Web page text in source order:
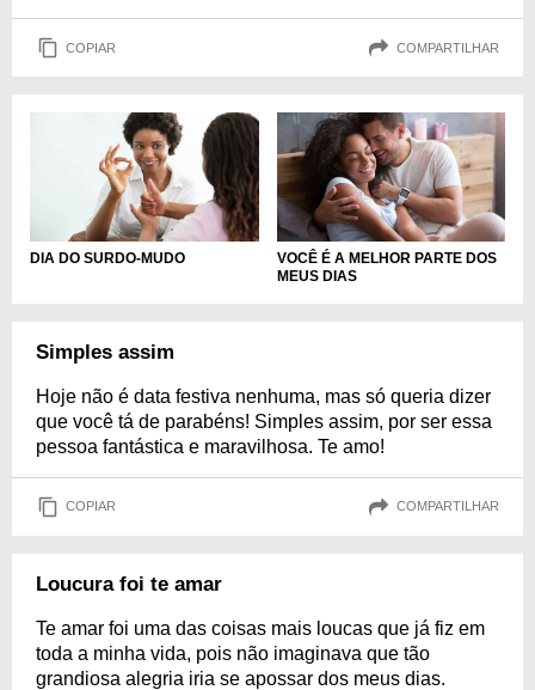
COPIAR COMPARTILHAR
DIA DO SURDO-MUDO
VOCÊ É A MELHOR PARTE DOS
MEUS DIAS
Simples assim
Hoje não é data festiva nenhuma, mas só queria dizer
que você tá de parabéns! Simples assim, por ser essa
pessoa fantástica e maravilhosa. Te amo!
COPIAR COMPARTILHAR
Loucura foi te amar
Te amar foi uma das coisas mais loucas que já fiz em
toda a minha vida, pois não imaginava que tão
grandiosa alegria iria se apossar dos meus dias.